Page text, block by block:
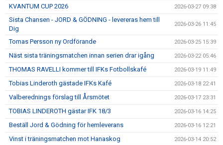
KVANTUM CUP 2026 2026-03-27 09:38
Sista Chansen - JORD & GÖDNING - levereras hem till
Dig
2026-03-26 11:45
Tomas Persson ny Ordförande 2026-03-25 15:39
Näst sista träningsmatchen innan serien drar igång 2026-03-22 05:46
THOMAS RAVELLI kommer till IFKs Fotbollskafé 2026-03-19 11:49
Tobias Linderoth gästade IFKs Kafé 2026-03-18 22:41
Valberednings förslag till Årsmötet 2026-03-17 23:31
TOBIAS LINDEROTH gästar IFK 18/3 2026-03-16 14:25
Beställ Jord & Gödning för hemleverans 2026-03-16 12:21
Vinst i träningsmatchen mot Hanaskog 2026-03-14 20:52